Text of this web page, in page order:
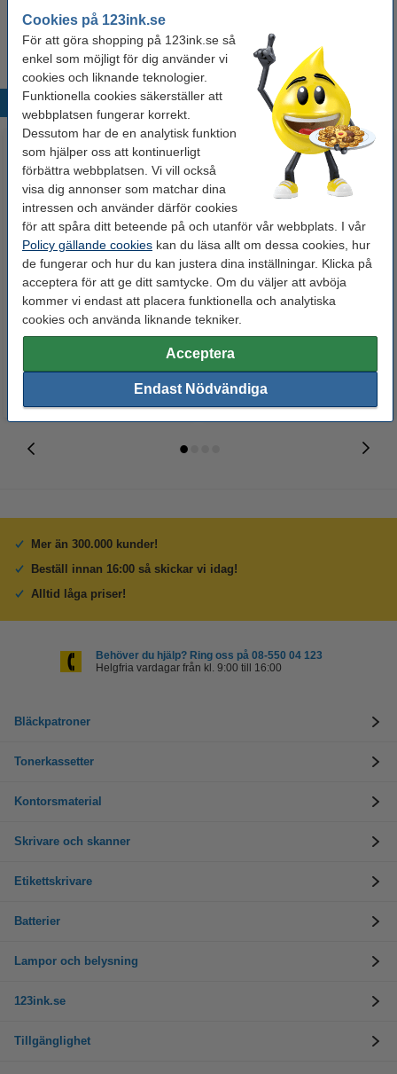
Cookies på 123ink.se
För att göra shopping på 123ink.se så
enkel som möjligt för dig använder vi
cookies och liknande teknologier.
Funktionella cookies säkerställer att
webbplatsen fungerar korrekt.
Dessutom har de en analytisk funktion
som hjälper oss att kontinuerligt
förbättra webbplatsen. Vi vill också
visa dig annonser som matchar dina
intressen och använder därför cookies
för att spåra ditt beteende på och utanför vår webbplats. I vår
Policy gällande cookies kan du läsa allt om dessa cookies, hur
de fungerar och hur du kan justera dina inställningar. Klicka på
acceptera för att ge ditt samtycke. Om du väljer att avböja
kommer vi endast att placera funktionella och analytiska
cookies och använda liknande tekniker.
Acceptera
Endast Nödvändiga
Laptopstorlek: 15,6 tum
Populära produkter
Epson T1571-T1579 bläckpatron
9-pack (varumärket 123ink)
A4 200g 123ink fotopapper
FSC® | Glossy | 50 ark
Mer än 300.000 kunder!
Beställ innan 16:00 så skickar vi idag!
Alltid låga priser!
Behöver du hjälp? Ring oss på 08-550 04 123
Helgfria vardagar från kl. 9:00 till 16:00
Bläckpatroner
Tonerkassetter
Kontorsmaterial
Skrivare och skanner
Etikettskrivare
Batterier
Lampor och belysning
123ink.se
Tillgänglighet